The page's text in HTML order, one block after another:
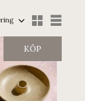
KÖP